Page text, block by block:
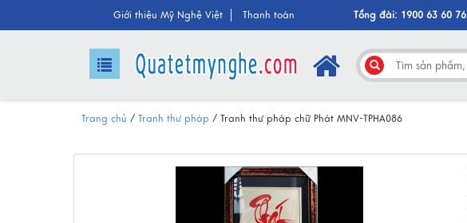
Giới thiệu Mỹ Nghệ Việt Thanh toán Tổng đài: 1900 63 60 76
Trang chủ / Tranh thư pháp / Tranh thư pháp chữ Phát MNV-TPHA086